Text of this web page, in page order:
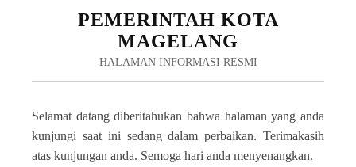
PEMERINTAH KOTA
MAGELANG
HALAMAN INFORMASI RESMI
Selamat datang diberitahukan bahwa halaman yang anda
kunjungi saat ini sedang dalam perbaikan. Terimakasih
atas kunjungan anda. Semoga hari anda menyenangkan.